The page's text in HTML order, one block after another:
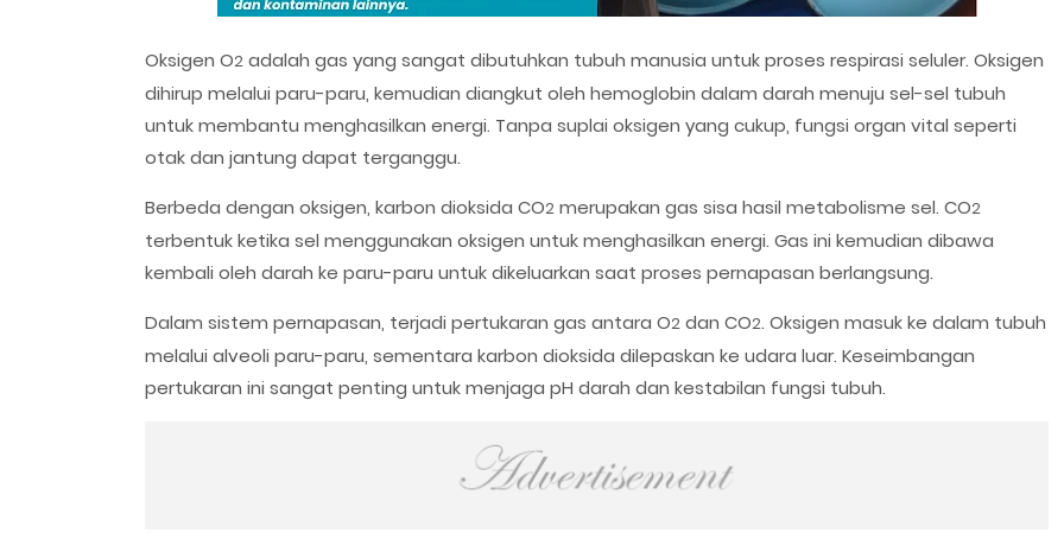
Oksigen O2 adalah gas yang sangat dibutuhkan tubuh manusia untuk proses respirasi seluler. Oksigen
dihirup melalui paru-paru, kemudian diangkut oleh hemoglobin dalam darah menuju sel-sel tubuh
untuk membantu menghasilkan energi. Tanpa suplai oksigen yang cukup, fungsi organ vital seperti
otak dan jantung dapat terganggu.
Berbeda dengan oksigen, karbon dioksida CO2 merupakan gas sisa hasil metabolisme sel. CO2
terbentuk ketika sel menggunakan oksigen untuk menghasilkan energi. Gas ini kemudian dibawa
kembali oleh darah ke paru-paru untuk dikeluarkan saat proses pernapasan berlangsung.
Dalam sistem pernapasan, terjadi pertukaran gas antara O2 dan CO2. Oksigen masuk ke dalam tubuh
melalui alveoli paru-paru, sementara karbon dioksida dilepaskan ke udara luar. Keseimbangan
pertukaran ini sangat penting untuk menjaga pH darah dan kestabilan fungsi tubuh.